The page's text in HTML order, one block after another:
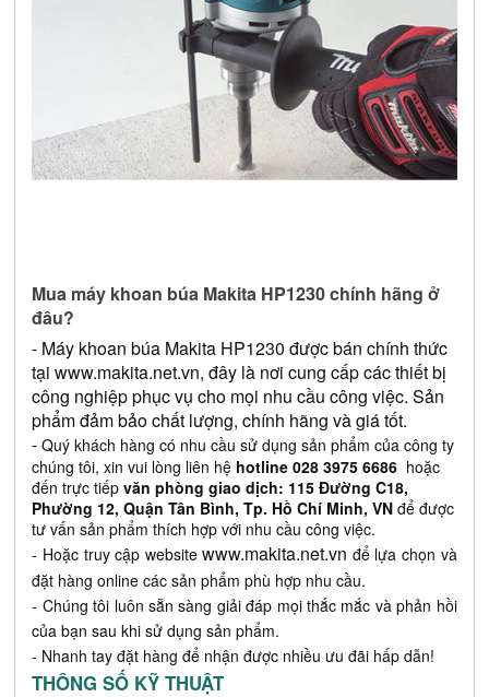
Mua máy khoan búa Makita HP1230 chính hãng ở
đâu?
- Máy khoan búa Makita HP1230 được bán chính thức
tại www.makita.net.vn, đây là nơi cung cấp các thiết bị
công nghiệp phục vụ cho mọi nhu cầu công việc. Sản
phẩm đảm bảo chất lượng, chính hãng và giá tốt.
- Quý khách hàng có nhu cầu sử dụng sản phẩm của công ty
chúng tôi, xin vui lòng liên hệ hotline 028 3975 6686 hoặc
đến trực tiếpvăn phòng giao dịch: 115 Đường C18,
Phường 12, Quận Tân Bình, Tp. Hồ Chí Minh, VN để được
tư vấn sản phẩm thích hợp với nhu cầu công việc.
- Hoặc truy cập websitewww.makita.net.vn để lựa chọn và
đặt hàng online các sản phẩm phù hợp nhu cầu.
- Chúng tôi luôn sẵn sàng giải đáp mọi thắc mắc và phản hồi
của bạn sau khi sử dụng sản phẩm.
- Nhanh tay đặt hàng để nhận được nhiều ưu đãi hấp dẫn!
THÔNG SỐ KỸ THUẬT